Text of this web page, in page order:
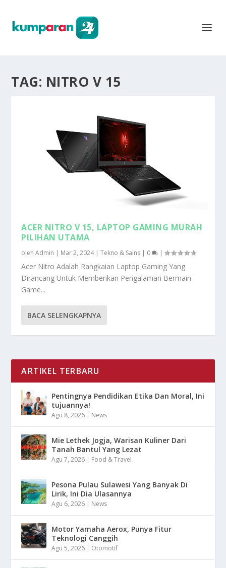
TAG: NITRO V 15
ACER NITRO V 15, LAPTOP GAMING MURAH
PILIHAN UTAMA
olehAdmin | Mar 2, 2024|Tekno & Sains | 0 |
Acer Nitro Adalah Rangkaian Laptop Gaming Yang
Dirancang Untuk Memberikan Pengalaman Bermain
Game...
BACA SELENGKAPNYA
ARTIKEL TERBARU
Pentingnya Pendidikan Etika Dan Moral, Ini
tujuannya!
Agu 8, 2026 | News
Mie Lethek Jogja, Warisan Kuliner Dari
Tanah Bantul Yang Lezat
Agu 7, 2026 | Food & Travel
Pesona Pulau Sulawesi Yang Banyak Di
Lirik, Ini Dia Ulasannya
Agu 6, 2026 | News
Motor Yamaha Aerox, Punya Fitur
Teknologi Canggih
Agu 5, 2026 | Otomotif